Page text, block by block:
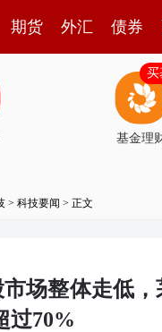
期货 外汇 债券
基金理
买
> 科技要闻 > 正文
场整体走低
过70%